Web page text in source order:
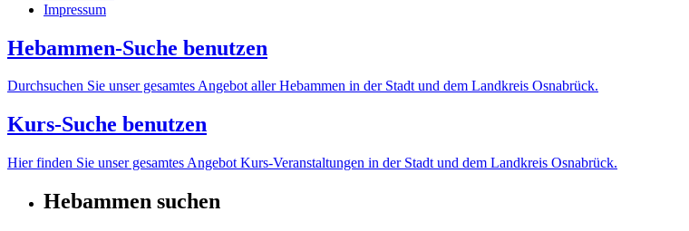
Impressum
Hebammen-Suche benutzen
Durchsuchen Sie unser gesamtes Angebot aller Hebammen in der Stadt und dem Landkreis Osnabrück.
Kurs-Suche benutzen
Hier finden Sie unser gesamtes Angebot Kurs-Veranstaltungen in der Stadt und dem Landkreis Osnabrück.
Hebammen suchen